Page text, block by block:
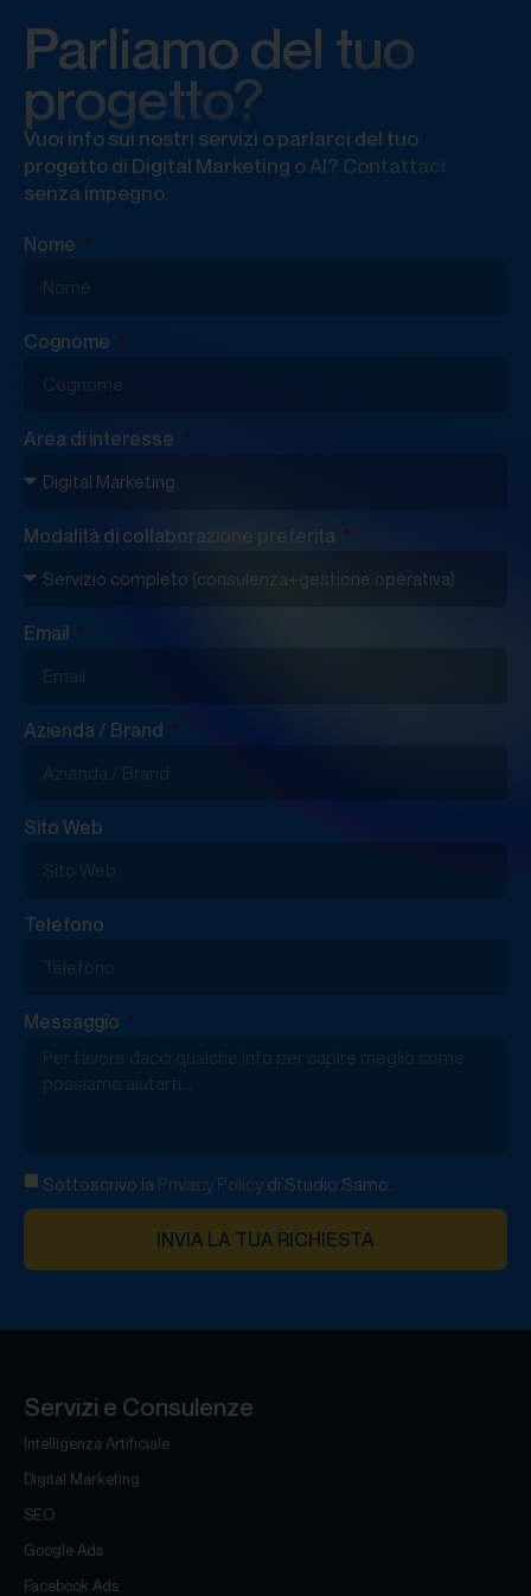
Parliamo del tuo
progetto?
Vuoi info sui nostri servizi o parlarci del tuo
progetto di Digital Marketing o AI? Contattaci
senza impegno.
Nome
Cognome
Area di interesse
Modalità di collaborazione preferita
Email
Azienda / Brand
Sito Web
Telefono
Messaggio
Sottoscrivo la Privacy Policy di Studio Samo.
INVIA LA TUA RICHIESTA
Servizi e Consulenze
Intelligenza Artificiale
Digital Marketing
SEO
Google Ads
Facebook Ads